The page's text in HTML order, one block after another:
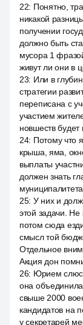
22: Понятно,
никакой
получении
должно быть
мусора 1
живут ли они в
23: Или в
стратегии
переписана с
участием
новшеств будет
24: Потому что
крыша, яма,
выплаты
должен знать
муниципалитета.
25: У них и
этой задачи. Не
потом сюда
смысл той
Отдельное
Акция дон
26: Юрием
она
свыше 2000
кандидатов на
у секретарей